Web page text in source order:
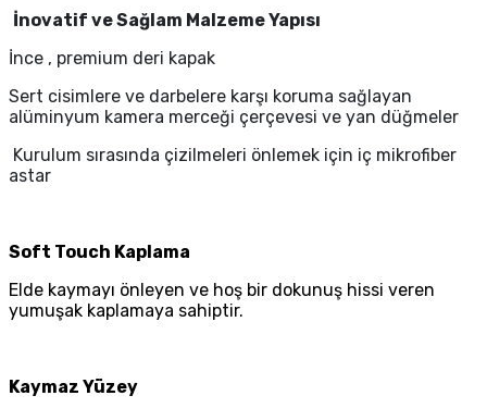
İnovatif ve Sağlam Malzeme Yapısı
İnce , premium deri kapak
Sert cisimlere ve darbelere karşı koruma sağlayan
alüminyum kamera merceği çerçevesi ve yan düğmeler
Kurulum sırasında çizilmeleri önlemek için iç mikrofiber
astar
Soft Touch Kaplama
Elde kaymayı önleyen ve hoş bir dokunuş hissi veren
yumuşak kaplamaya sahiptir.
Kaymaz Yüzey